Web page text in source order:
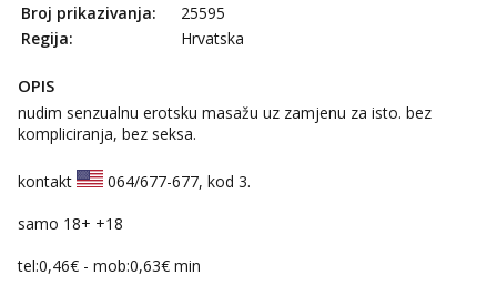
Broj prikazivanja:
25595
Regija:
Hrvatska
OPIS
nudim senzualnu erotsku masažu uz zamjenu za isto. bez
kompliciranja, bez seksa.
kontakt 064/677-677, kod 3.
samo 18+ +18
tel:0,46€ - mob:0,63€ min